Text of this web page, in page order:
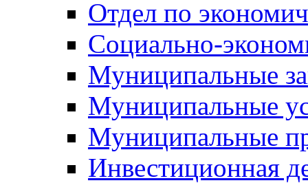
Отдел по
Социально-
Муниципальные
Муниципальные
Муниципальные
Инвестиционная